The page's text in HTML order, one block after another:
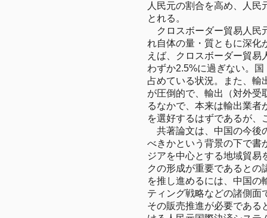
人民元の割合を高め、人民
とれる。
クロスボーダー貿易人民
れ自体の量・質ともに深化
えば、クロスボーダー貿易
わずか2.5%に過ぎない。
占めている状況。また、輸
が圧倒的で、輸出（対外受
るなかで、本来は輸出業者
を選好するはずであるが、
共著論文は、中国の今後
べきかという背景の下で書
ジアを中心とする地域貿易
クの形成が重要であるとの
を推し進めるには、中国の
ティング戦略などの諸側面
その販売推進が必要である